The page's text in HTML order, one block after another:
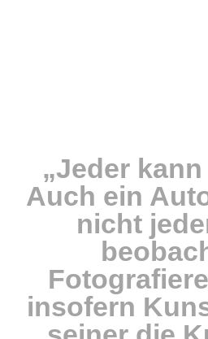
„Jeder
Auch ein
nicht
insofern